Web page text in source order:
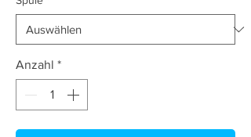
Anzahl *